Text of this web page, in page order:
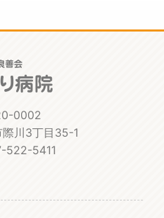
0002
川3丁目35-1
522-5411